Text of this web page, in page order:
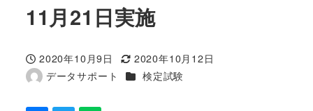
11月21日実施
投稿日
2020年10月9日
更新日
2020年10月12日
著
データサポート カテゴリー
検定試験